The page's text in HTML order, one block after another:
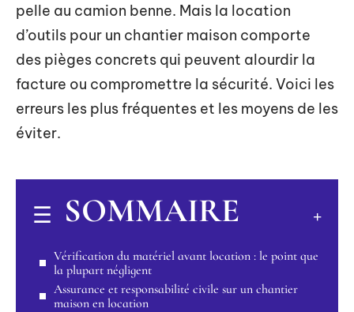
pelle au camion benne. Mais la location
d’outils pour un chantier maison comporte
des pièges concrets qui peuvent alourdir la
facture ou compromettre la sécurité. Voici les
erreurs les plus fréquentes et les moyens de les
éviter.
SOMMAIRE
Vérification du matériel avant location : le point que
la plupart négligent
Assurance et responsabilité civile sur un chantier
maison en location